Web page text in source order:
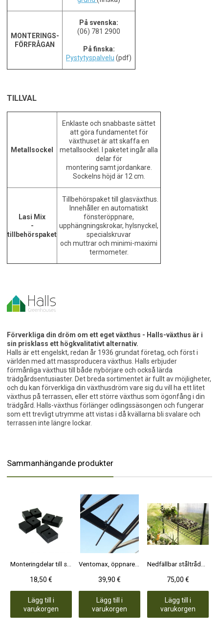
MONTERINGS-
FÖRFRÅGAN
På svenska:
(06) 781 2900
På finska:
Pystytyspalvelu (pdf)
TILLVAL
Metallsockel
Enklaste och snabbaste sättet
att göra fundamentet för
växthuset är att skaffa en
metallsockel. I paketet ingår alla
delar för
montering samt jordankare.
Sockelns höjd är 12 cm.
Lasi Mix
-
tillbehörspaket
Tillbehörspaket till glasväxthus.
Innehåller en automatiskt
fönsteröppnare,
upphängningskrokar, hylsnyckel,
specialskruvar
och muttrar och minimi-maximi
termometer.
Förverkliga din dröm om ett eget växthus - Halls-växthus är i
sin prisklass ett högkvalitativt alternativ.
Halls är ett engelskt, redan år 1936 grundat företag, och först i
världen med att massproducera växthus. Halls erbjuder
förmånliga växthus till både nybörjare och också lärda
trädgårdsentusiaster. Det breda sortimentet är fullt av möjligheter,
och du kan förverkliga din växthusdröm vare sig du vill ha ett litet
växthus på terrassen, eller ett större växthus som ögonfång i din
trädgård. Halls-växthus förlänger odlingssäsongen och fungerar
som ett trevligt utrymme att vistas i då kvällarna bli svalare och
terrassen inte längre lockar.
Sammanhängande produkter
18,50 €
Lägg till i
varukorgen
Ventomax, öppnare för glaslucka
39,90 €
Lägg till i
varukorgen
75,00 €
Lägg till i
varukorgen